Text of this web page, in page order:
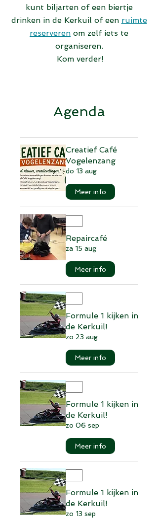
kunt biljarten of een biertje
drinken in de Kerkuil of een ruimte
reserveren om zelf iets te
organiseren.
Kom verder!
Agenda
Creatief Café
Vogelenzang
do 13 aug
Meer info
Repaircafé
za 15 aug
Meer info
Formule 1 kijken in
de Kerkuil!
zo 23 aug
Meer info
Formule 1 kijken in
de Kerkuil!
zo 06 sep
Meer info
Formule 1 kijken in
de Kerkuil!
zo 13 sep